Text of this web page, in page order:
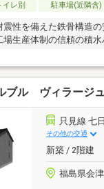
レ別
駐車場(近隣含)
震性を備えた鉄骨構造
場生産体制の信頼の積
ブル ヴィラージュ
只見線 七
その他の交通
新築 / 2階建
福島県会